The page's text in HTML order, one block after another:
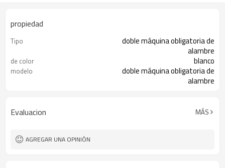
propiedad
Tipo
doble máquina obligatoria de
alambre
de color blanco
modelo
doble máquina obligatoria de
alambre
Evaluacion MÁS
AGREGAR UNA OPINIÓN